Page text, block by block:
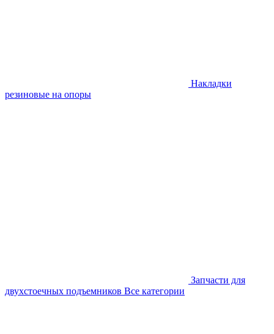
Накладки
резиновые на опоры
Запчасти для
двухстоечных подъемников Все категории